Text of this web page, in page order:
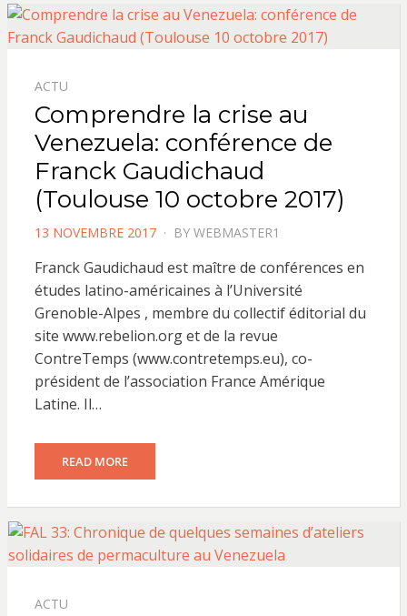
ACTU
Comprendre la crise au
Venezuela: conférence de
Franck Gaudichaud
(Toulouse 10 octobre 2017)
POSTED
13 NOVEMBRE 2017 BY WEBMASTER1
Franck Gaudichaud est maître de conférences en
études latino-américaines à l’Université
Grenoble-Alpes , membre du collectif éditorial du
site www.rebelion.org et de la revue
ContreTemps (www.contretemps.eu), co-
président de l’association France Amérique
Latine. Il…
READ MORE
ACTU